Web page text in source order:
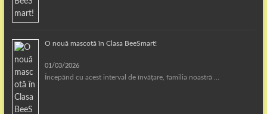
O nouă mascotă în Clasa BeeSmart!
01/03/2026
Începând cu acest interval de învățare, familia noastră …